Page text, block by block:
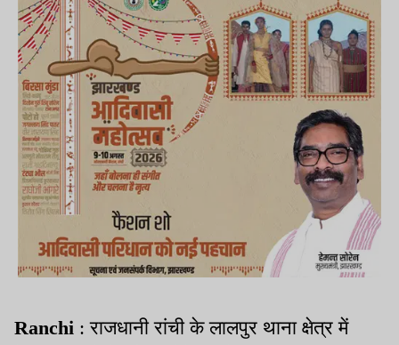
Ranchi : राजधानी रांची के लालपुर थाना क्षेत्र में